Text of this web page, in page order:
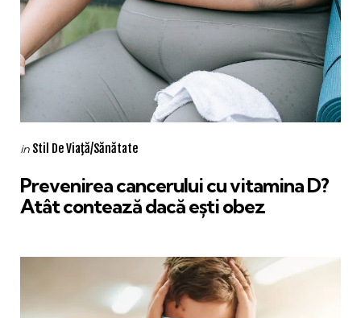
Categories
Posted
in Stil De Viaţă/Sănătate
Prevenirea cancerului cu vitamina D?
Atât contează dacă ești obez